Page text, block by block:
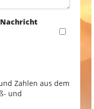
Zahlen aus dem
und